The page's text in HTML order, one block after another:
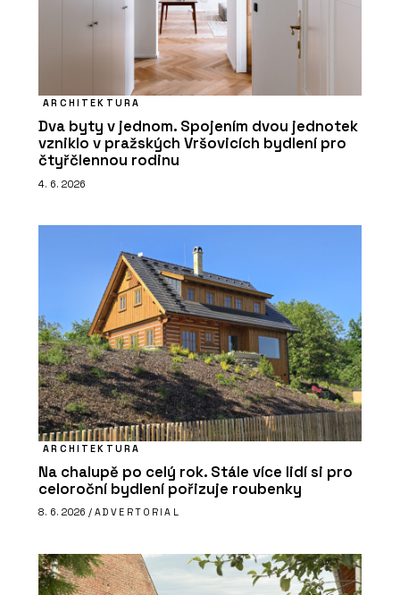
ARCHITEKTURA
Dva byty v jednom. Spojením dvou jednotek
vzniklo v pražských Vršovicích bydlení pro
čtyřčlennou rodinu
4. 6. 2026
ARCHITEKTURA
Na chalupě po celý rok. Stále více lidí si pro
celoroční bydlení pořizuje roubenky
8. 6. 2026 / ADVERTORIAL